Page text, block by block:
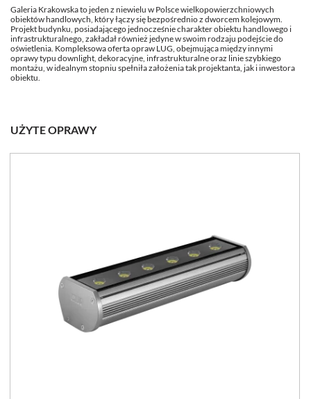
Galeria Krakowska to jeden z niewielu w Polsce wielkopowierzchniowych
obiektów handlowych, który łączy się bezpośrednio z dworcem kolejowym.
Projekt budynku, posiadającego jednocześnie charakter obiektu handlowego i
infrastrukturalnego, zakładał również jedyne w swoim rodzaju podejście do
oświetlenia. Kompleksowa oferta opraw LUG, obejmująca między innymi
oprawy typu downlight, dekoracyjne, infrastrukturalne oraz linie szybkiego
montażu, w idealnym stopniu spełniła założenia tak projektanta, jak i inwestora
obiektu.
UŻYTE OPRAWY